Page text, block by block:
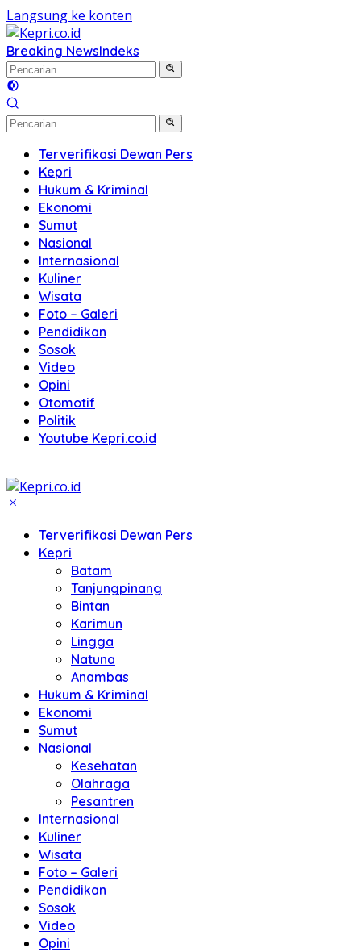
Langsung ke konten
Breaking NewsIndeks
Terverifikasi Dewan Pers
Kepri
Hukum & Kriminal
Ekonomi
Sumut
Nasional
Internasional
Kuliner
Wisata
Foto – Galeri
Pendidikan
Sosok
Video
Opini
Otomotif
Politik
Youtube Kepri.co.id
Terverifikasi Dewan Pers
Kepri
Batam
Tanjungpinang
Bintan
Karimun
Lingga
Natuna
Anambas
Hukum & Kriminal
Ekonomi
Sumut
Nasional
Kesehatan
Olahraga
Pesantren
Internasional
Kuliner
Wisata
Foto – Galeri
Pendidikan
Sosok
Video
Opini